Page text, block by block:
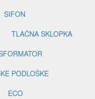
SIFON
TLAČNA SKLOPKA
PODLOŠKE
ECO